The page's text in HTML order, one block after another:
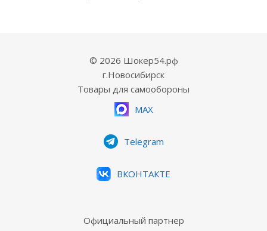
© 2026 Шокер54.рф
г.Новосибирск
Товары для самообороны
MAX
Telegram
ВКОНТАКТЕ
Официальный партнер